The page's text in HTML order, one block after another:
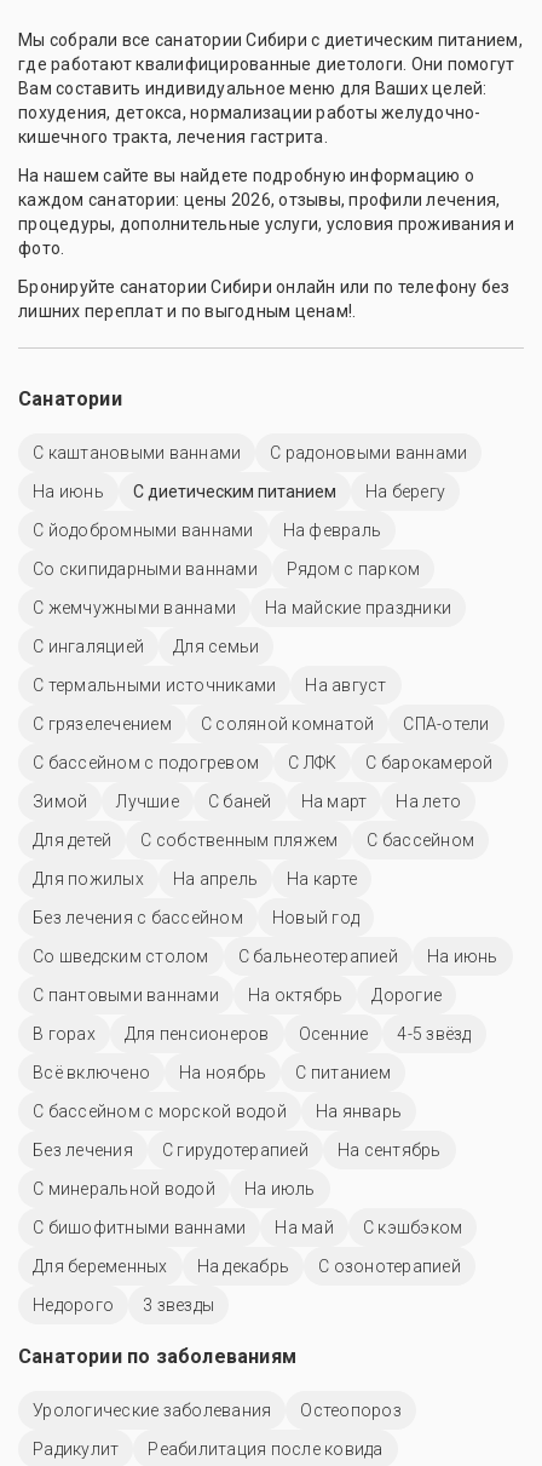
Мы собрали все санатории Сибири с диетическим питанием,
где работают квалифицированные диетологи. Они помогут
Вам составить индивидуальное меню для Ваших целей:
похудения, детокса, нормализации работы желудочно-
кишечного тракта, лечения гастрита.
На нашем сайте вы найдете подробную информацию о
каждом санатории: цены 2026, отзывы, профили лечения,
процедуры, дополнительные услуги, условия проживания и
фото.
Бронируйте санатории Сибири онлайн или по телефону без
лишних переплат и по выгодным ценам!.
Санатории
С каштановыми ваннами
С радоновыми ваннами
На июнь
С диетическим питанием
На берегу
С йодобромными ваннами
На февраль
Со скипидарными ваннами
Рядом с парком
С жемчужными ваннами
На майские праздники
С ингаляцией
Для семьи
С термальными источниками
На август
С грязелечением
С соляной комнатой
СПА-отели
С бассейном с подогревом
С ЛФК
С барокамерой
Зимой
Лучшие С баней На март
На лето
Для детей
С собственным пляжем
C бассейном
Для пожилых
На апрель
На карте
Без лечения с бассейном
Новый год
Со шведским столом
С бальнеотерапией
На июнь
С пантовыми ваннами
На октябрь
Дорогие
В горах
Для пенсионеров Осенние
4-5 звёзд
Всё включено
На ноябрь
С питанием
С бассейном с морской водой
На январь
Без лечения
С гирудотерапией
На сентябрь
С минеральной водой
На июль
С бишофитными ваннами
На май
С кэшбэком
Для беременных
На декабрь
С озонотерапией
Недорого
3 звезды
Санатории по заболеваниям
Урологические заболевания
Остеопороз
Радикулит
Реабилитация после ковида